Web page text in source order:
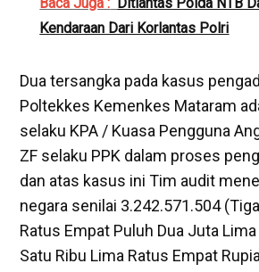
Kendaraan Dari Korlantas Polri
Dua tersangka pada kasus
Poltekkes Kemenkes Mataram
selaku KPA / Kuasa Pengguna
ZF selaku PPK dalam proses
dan atas kasus ini Tim audit
negara senilai 3.242.571.504
Ratus Empat Puluh Dua Juta
Satu Ribu Lima Ratus Empat